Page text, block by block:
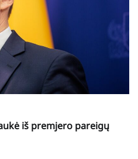
iš premjero pareigų